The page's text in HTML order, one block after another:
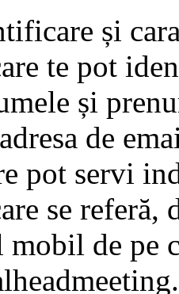
și
te pot
și
de
pot servi
se referă,
de pe